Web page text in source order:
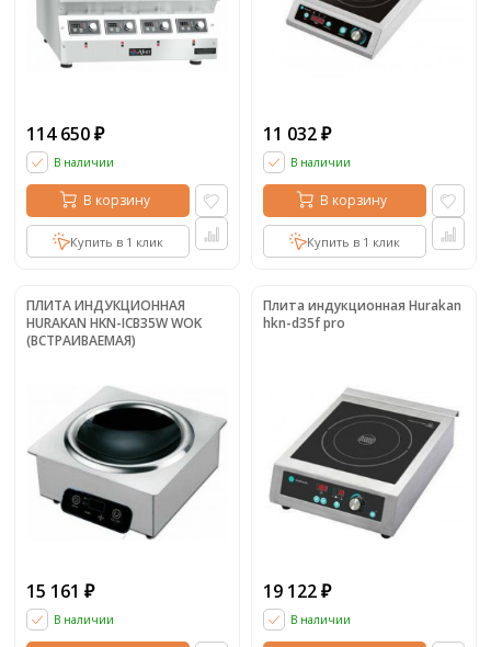
114 650 ₽
В наличии
В корзину
Купить в 1 клик
11 032 ₽
В наличии
В корзину
Купить в 1 клик
ПЛИТА ИНДУКЦИОННАЯ
HURAKAN HKN-ICB35W WOK
(ВСТРАИВАЕМАЯ)
15 161 ₽
В наличии
Плита индукционная Hurakan
hkn-d35f pro
19 122 ₽
В наличии